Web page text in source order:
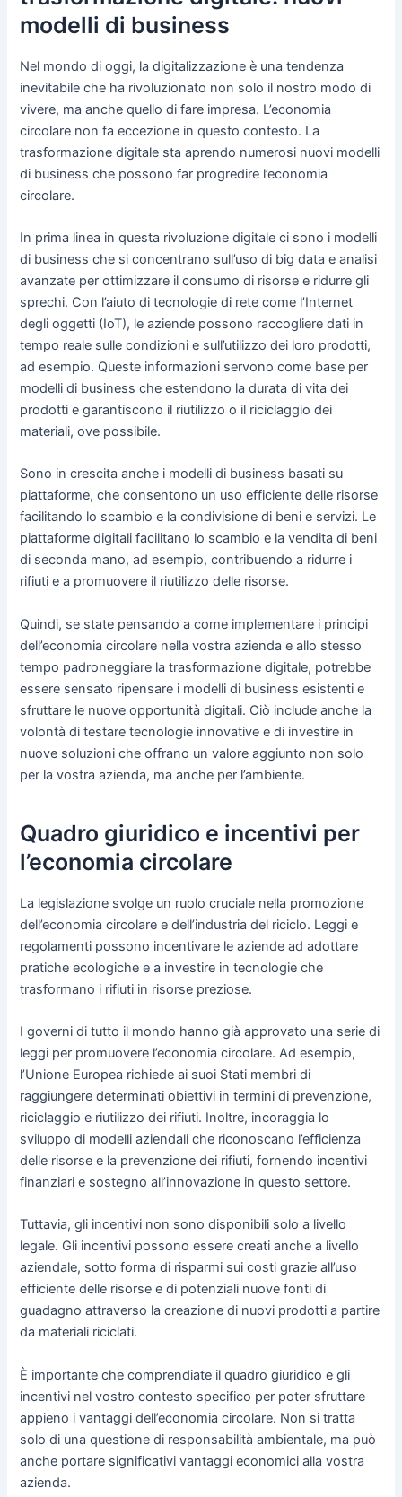
modelli di business
Nel mondo di oggi, la digitalizzazione è una tendenza
inevitabile che ha rivoluzionato non solo il nostro modo di
vivere, ma anche quello di fare impresa. L’economia
circolare non fa eccezione in questo contesto. La
trasformazione digitale sta aprendo numerosi nuovi modelli
di business che possono far progredire l’economia
circolare.
In prima linea in questa rivoluzione digitale ci sono i modelli
di business che si concentrano sull’uso di big data e analisi
avanzate per ottimizzare il consumo di risorse e ridurre gli
sprechi. Con l’aiuto di tecnologie di rete come l’Internet
degli oggetti (IoT), le aziende possono raccogliere dati in
tempo reale sulle condizioni e sull’utilizzo dei loro prodotti,
ad esempio. Queste informazioni servono come base per
modelli di business che estendono la durata di vita dei
prodotti e garantiscono il riutilizzo o il riciclaggio dei
materiali, ove possibile.
Sono in crescita anche i modelli di business basati su
piattaforme, che consentono un uso efficiente delle risorse
facilitando lo scambio e la condivisione di beni e servizi. Le
piattaforme digitali facilitano lo scambio e la vendita di beni
di seconda mano, ad esempio, contribuendo a ridurre i
rifiuti e a promuovere il riutilizzo delle risorse.
Quindi, se state pensando a come implementare i principi
dell’economia circolare nella vostra azienda e allo stesso
tempo padroneggiare la trasformazione digitale, potrebbe
essere sensato ripensare i modelli di business esistenti e
sfruttare le nuove opportunità digitali. Ciò include anche la
volontà di testare tecnologie innovative e di investire in
nuove soluzioni che offrano un valore aggiunto non solo
per la vostra azienda, ma anche per l’ambiente.
Quadro giuridico e incentivi per
l’economia circolare
La legislazione svolge un ruolo cruciale nella promozione
dell’economia circolare e dell’industria del riciclo. Leggi e
regolamenti possono incentivare le aziende ad adottare
pratiche ecologiche e a investire in tecnologie che
trasformano i rifiuti in risorse preziose.
I governi di tutto il mondo hanno già approvato una serie di
leggi per promuovere l’economia circolare. Ad esempio,
l’Unione Europea richiede ai suoi Stati membri di
raggiungere determinati obiettivi in termini di prevenzione,
riciclaggio e riutilizzo dei rifiuti. Inoltre, incoraggia lo
sviluppo di modelli aziendali che riconoscano l’efficienza
delle risorse e la prevenzione dei rifiuti, fornendo incentivi
finanziari e sostegno all’innovazione in questo settore.
Tuttavia, gli incentivi non sono disponibili solo a livello
legale. Gli incentivi possono essere creati anche a livello
aziendale, sotto forma di risparmi sui costi grazie all’uso
efficiente delle risorse e di potenziali nuove fonti di
guadagno attraverso la creazione di nuovi prodotti a partire
da materiali riciclati.
È importante che comprendiate il quadro giuridico e gli
incentivi nel vostro contesto specifico per poter sfruttare
appieno i vantaggi dell’economia circolare. Non si tratta
solo di una questione di responsabilità ambientale, ma può
anche portare significativi vantaggi economici alla vostra
azienda.